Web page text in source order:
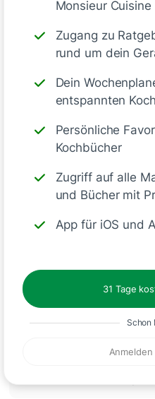
Monsieur Cuisine
Zugang zu
rund um dein
Dein
entspannten
Persönliche
Kochbücher
Zugriff auf alle
und Bücher mit
App für iOS und
31 Tage
Schon